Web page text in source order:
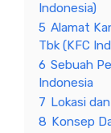
Indonesia)
5 Alamat
Tbk (KFC
6 Sebuah
Indonesia
7 Lokasi
8 Konsep